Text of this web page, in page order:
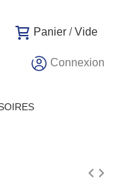
Panier /Vide
Connexion